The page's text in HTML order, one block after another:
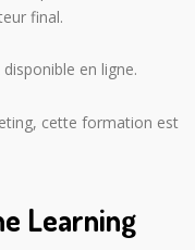
final.
disponible en ligne.
cette formation est
Learning